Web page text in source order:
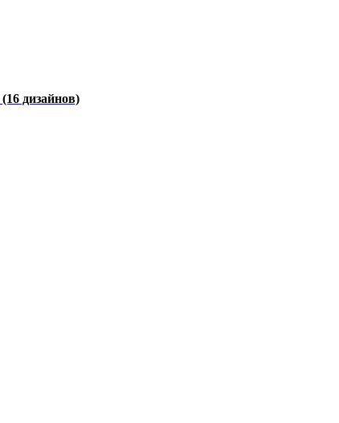
(16 дизайнов)